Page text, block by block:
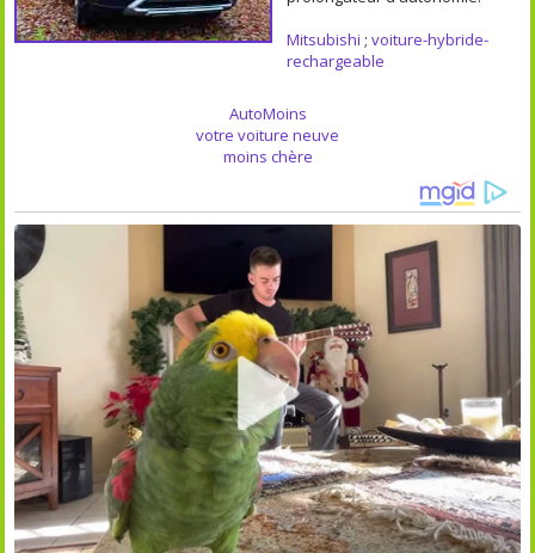
Mitsubishi ; voiture-hybride-
rechargeable
AutoMoins
votre voiture neuve
moins chère